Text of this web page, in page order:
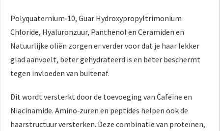
Polyquaternium‑10, Guar Hydroxypropyltrimonium
Chloride, Hyaluronzuur, Panthenol en Ceramiden en
Natuurlijke oliën zorgen er verder voor dat je haar lekker
glad aanvoelt, beter gehydrateerd is en beter beschermt
tegen invloeden van buitenaf.
Dit wordt versterkt door de toevoeging van Cafeïne en
Niacinamide. Amino‑zuren en peptides helpen ook de
haarstructuur versterken. Deze combinatie van proteïnen,